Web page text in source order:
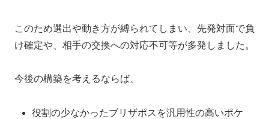
このため選出や動き方が縛られてしまい、先発対面で負
け確定や、相手の交換への対応不可等が多発しました。
今後の構築を考えるならば、
役割の少なかったブリザポスを汎用性の高いポケ